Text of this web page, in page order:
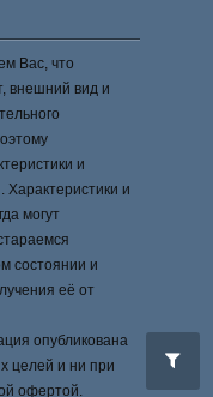
Вас, что
внешний вид и
и
и
могут
состоянии и
её от
опубликована
целей и ни при
офертой.